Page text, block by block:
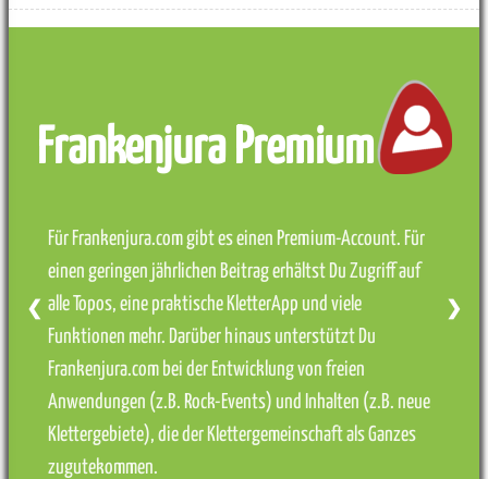
Frankenjura Premium
Für Frankenjura.com gibt es einen Premium-Account. Für
einen geringen jährlichen Beitrag erhältst Du Zugriff auf
alle Topos, eine praktische KletterApp und viele
Funktionen mehr. Darüber hinaus unterstützt Du
Frankenjura.com bei der Entwicklung von freien
Anwendungen (z.B. Rock-Events) und Inhalten (z.B. neue
Klettergebiete), die der Klettergemeinschaft als Ganzes
zugutekommen.
❮ ❯